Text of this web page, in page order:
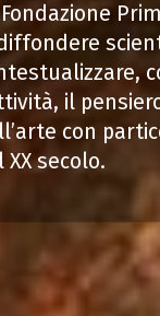
Fondazione
il
con
XX secolo.
convegni,